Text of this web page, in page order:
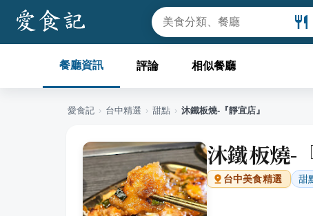
餐廳資訊 評論 相似餐廳
愛食記 › 台中精選 › 甜點 › 沐鐵板燒-『靜宜店』
沐鐵板燒-
台中美食精選 甜